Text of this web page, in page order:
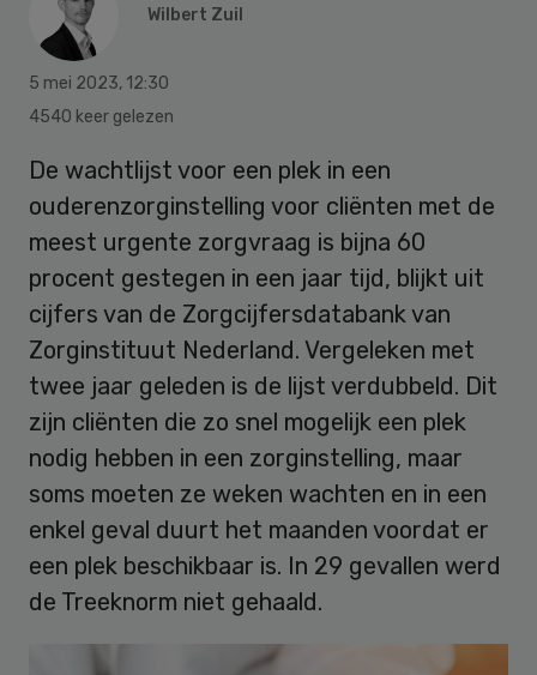
Wilbert Zuil
5 mei 2023, 12:30
4540 keer gelezen
De wachtlijst voor een plek in een
ouderenzorginstelling voor cliënten met de
meest urgente zorgvraag is bijna 60
procent gestegen in een jaar tijd, blijkt uit
cijfers van de Zorgcijfersdatabank van
Zorginstituut Nederland. Vergeleken met
twee jaar geleden is de lijst verdubbeld. Dit
zijn cliënten die zo snel mogelijk een plek
nodig hebben in een zorginstelling, maar
soms moeten ze weken wachten en in een
enkel geval duurt het maanden voordat er
een plek beschikbaar is. In 29 gevallen werd
de Treeknorm niet gehaald.